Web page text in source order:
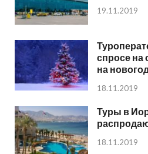
19.11.2019
спросе на
на
18.11.2019
Туры в
18.11.2019